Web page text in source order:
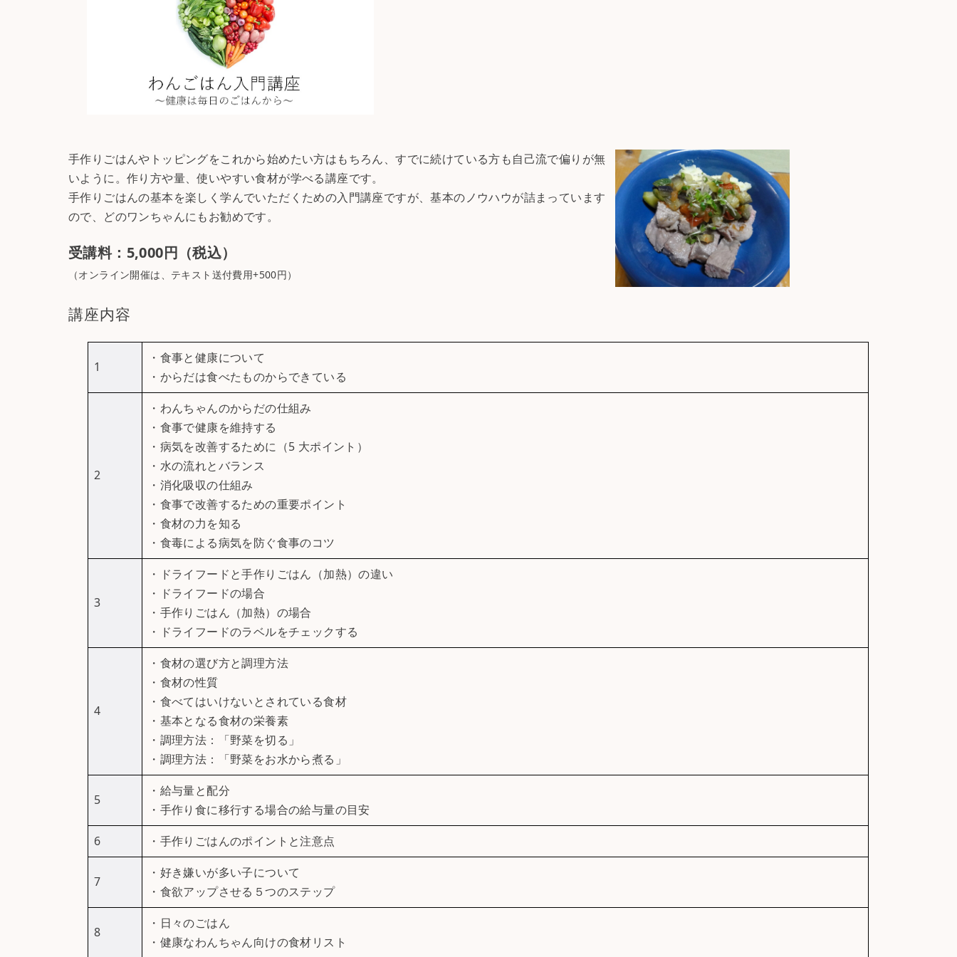
手作りごはんやトッピングをこれから始めたい方はもちろん、すでに続けている方も自己流で偏りが無
いように。作り方や量、使いやすい食材が学べる講座です。
手作りごはんの基本を楽しく学んでいただくための入門講座ですが、基本のノウハウが詰まっています
ので、どのワンちゃんにもお勧めです。
受講料：5,000円（税込）
（オンライン開催は、テキスト送付費用+500円）
講座内容
1
・食事と健康について
・からだは食べたものからできている
2
・わんちゃんのからだの仕組み
・食事で健康を維持する
・病気を改善するために（5 大ポイント）
・水の流れとバランス
・消化吸収の仕組み
・食事で改善するための重要ポイント
・食材の力を知る
・食毒による病気を防ぐ食事のコツ
3
・ドライフードと手作りごはん（加熱）の違い
・ドライフードの場合
・手作りごはん（加熱）の場合
・ドライフードのラベルをチェックする
4
・食材の選び方と調理方法
・食材の性質
・食べてはいけないとされている食材
・基本となる食材の栄養素
・調理方法：「野菜を切る」
・調理方法：「野菜をお水から煮る」
5
・給与量と配分
・手作り食に移行する場合の給与量の目安
6
・手作りごはんのポイントと注意点
7
・好き嫌いが多い子について
・食欲アップさせる５つのステップ
8
・日々のごはん
・健康なわんちゃん向けの食材リスト